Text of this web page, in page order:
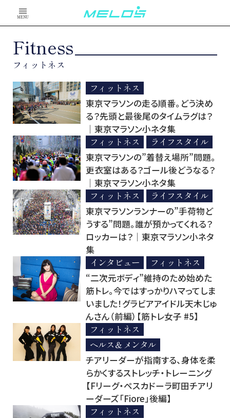
MENU
Fitness
フィットネス
フィットネス
東京マラソンの走る順番。どう決め
る？先頭と最後尾のタイムラグは？
│東京マラソン小ネタ集
フィットネス
ライフスタイル
東京マラソンの”着替え場所”問題。
更衣室はある？ゴール後どうなる？
│東京マラソン小ネタ集
フィットネス
ライフスタイル
東京マラソンランナーの”手荷物ど
うする”問題。誰が預かってくれる？
ロッカーは？│東京マラソン小ネタ
集
インタビュー
フィットネス
“二次元ボディ”維持のため始めた
筋トレ。今ではすっかりハマってしま
いました！グラビアアイドル天木じゅ
んさん（前編）【筋トレ女子 #5】
フィットネス
ヘルス＆メンタル
チアリーダーが指南する、身体を柔
らかくするストレッチ・トレーニング
【Fリーグ・ペスカドーラ町田チアリ
ーダーズ「Fiore」後編】
フィットネス